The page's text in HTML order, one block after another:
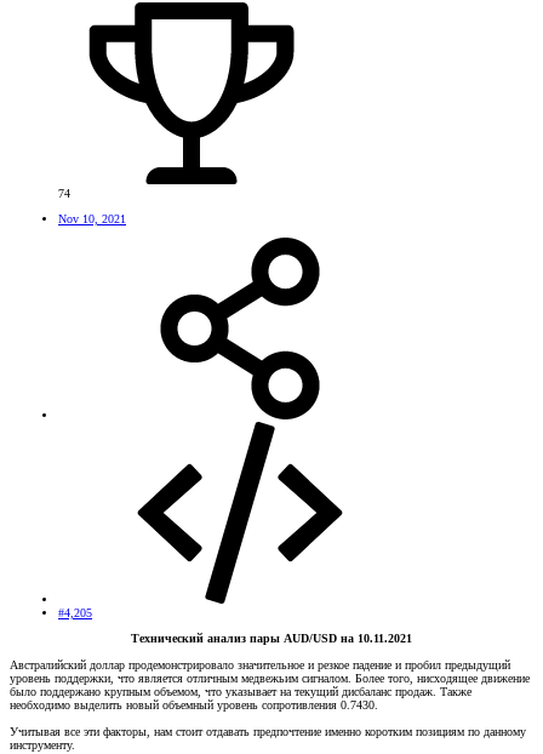
74
Nov 10, 2021
#4,205
Технический анализ пары AUD/USD на 10.11.2021
Австралийский доллар продемонстрировало значительное и резкое падение и пробил предыдущий
уровень поддержки, что является отличным медвежьим сигналом. Более того, нисходящее движение
было поддержано крупным объемом, что указывает на текущий дисбаланс продаж. Также
необходимо выделить новый объемный уровень сопротивления 0.7430.
Учитывая все эти факторы, нам стоит отдавать предпочтение именно коротким позициям по данному
инструменту.